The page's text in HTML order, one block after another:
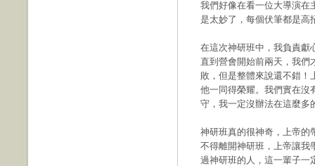
我們好像在看一位大導演在
是太妙了，每個伏筆都是高
在這次神研班中，我負責獻
直到營會開始前兩天，我們
敗，但是整體來說還不錯！
他一同得榮耀。我們實在沒
守，我一定沒辦法在這麼多
神研班真的很神奇，上帝的
不得離開神研班，上帝讓我
過神研班的人，這一輩子一